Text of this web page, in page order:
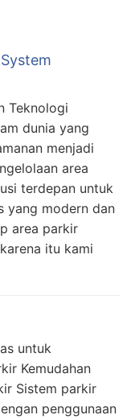
Teknologi
dunia yang
menjadi
area
terdepan untuk
yang modern dan
area parkir
itu kami
untuk
Kemudahan
Sistem parkir
penggunaan